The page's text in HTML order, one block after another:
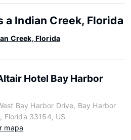
a Indian Creek, Florida
Creek, Florida
Hotel Bay Harbor
Bay Harbor Drive, Bay Harbor
Florida 33154, US
mapa